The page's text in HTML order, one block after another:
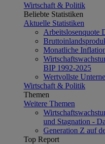
Wirtschaft & Politik
Beliebte Statistiken
Aktuelle Statistiken
Arbeitslosenquote
Monatliche
BIP 1992-2025
Wertvollste
Wirtschaft & Politik
Themen
Weitere Themen
und Stagnation -
Generation Z auf
Top Report